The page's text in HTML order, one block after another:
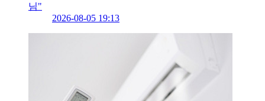
님"
2026-08-05 19:13